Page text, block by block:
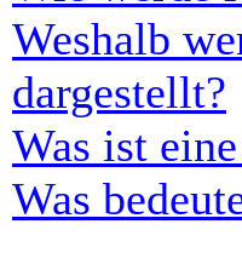
Weshalb
dargestellt?
Was ist
Was